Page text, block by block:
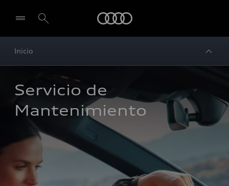
Inicio
Servicio de
Mantenimiento